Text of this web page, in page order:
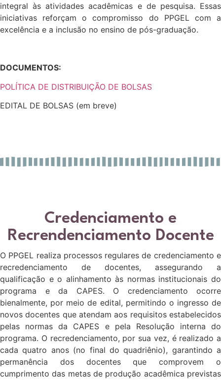
integral às atividades acadêmicas e de pesquisa. Essas
iniciativas reforçam o compromisso do PPGEL com a
excelência e a inclusão no ensino de pós-graduação.
DOCUMENTOS:
POLÍTICA DE DISTRIBUIÇÃO DE BOLSAS
EDITAL DE BOLSAS (em breve)
Credenciamento e
Recrendenciamento Docente
O PPGEL realiza processos regulares de credenciamento e
recredenciamento de docentes, assegurando a
qualificação e o alinhamento às normas institucionais do
programa e da CAPES. O credenciamento ocorre
bienalmente, por meio de edital, permitindo o ingresso de
novos docentes que atendam aos requisitos estabelecidos
pelas normas da CAPES e pela Resolução interna do
programa. O recredenciamento, por sua vez, é realizado a
cada quatro anos (no final do quadriênio), garantindo a
permanência dos docentes que comprovem o
cumprimento das metas de produção acadêmica previstas